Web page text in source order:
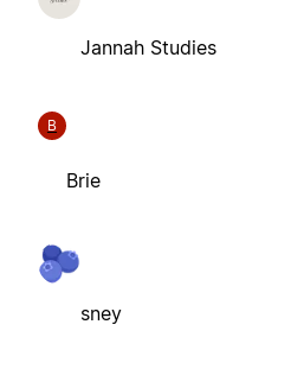
Jannah Studies
B
Brie
sney